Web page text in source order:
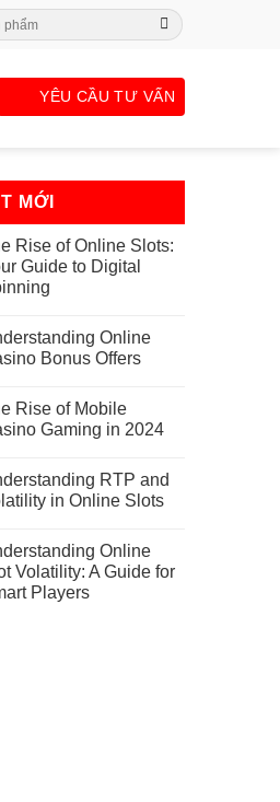
YÊU CẦU TƯ VẤN
MỚI
Rise of Online Slots:
Guide to Digital
Online
Bonus Offers
Rise of Mobile
Gaming in 2024
RTP and
in Online Slots
Online
Volatility: A Guide for
Players